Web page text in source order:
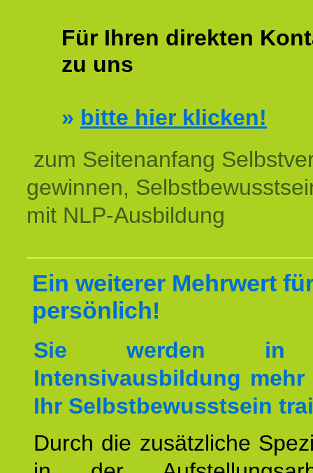
Für Ihren direkten
zu uns
» bitte hier klicken!
zum Seitenanfang
gewinnen,
mit NLP-Ausbildung
Ein weiterer Mehrwert
persönlich!
Sie werden in
Intensivausbildung
Ihr Selbstbewusstsein
Durch die zusätzliche